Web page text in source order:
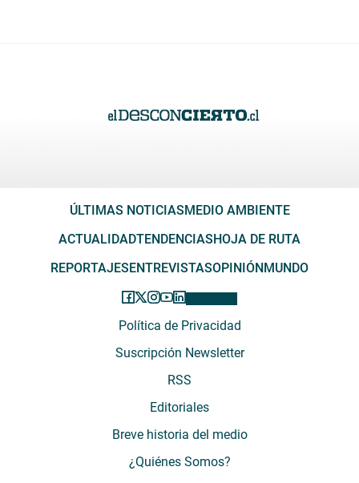
ÚLTIMAS NOTICIAS MEDIO AMBIENTE
ACTUALIDADTENDENCIAS HOJA DE RUTA
REPORTAJES ENTREVISTASOPINIÓN MUNDO
Política de Privacidad
Suscripción Newsletter
RSS
Editoriales
Breve historia del medio
¿Quiénes Somos?